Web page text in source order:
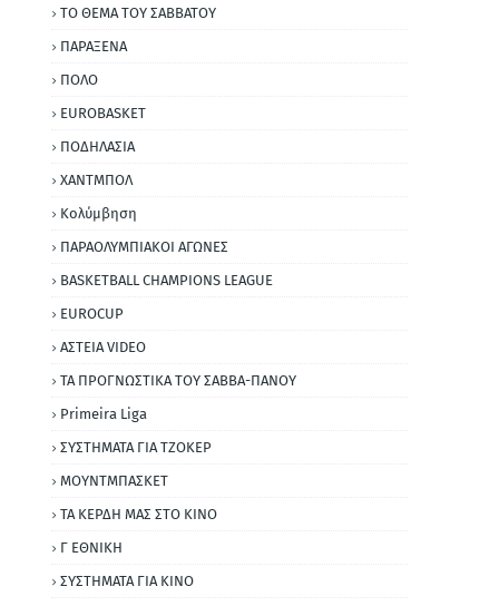
ΤΟ ΘΕΜΑ ΤΟΥ ΣΑΒΒΑΤΟΥ
ΠΑΡΑΞΕΝΑ
ΠΟΛΟ
EUROBASKET
ΠΟΔΗΛΑΣΙΑ
ΧΑΝΤΜΠΟΛ
Κολύμβηση
ΠΑΡΑΟΛΥΜΠΙΑΚΟΙ ΑΓΩΝΕΣ
BASKETBALL CHAMPIONS LEAGUE
EUROCUP
ΑΣΤΕΙΑ VIDEO
ΤΑ ΠΡΟΓΝΩΣΤΙΚΑ ΤΟΥ ΣΑΒΒΑ-ΠΑΝΟΥ
Primeira Liga
ΣΥΣΤΗΜΑΤΑ ΓΙΑ ΤΖΟΚΕΡ
ΜΟΥΝΤΜΠΑΣΚΕΤ
ΤΑ ΚΕΡΔΗ ΜΑΣ ΣΤΟ ΚΙΝΟ
Γ ΕΘΝΙΚΗ
ΣΥΣΤΗΜΑΤΑ ΓΙΑ ΚΙΝΟ